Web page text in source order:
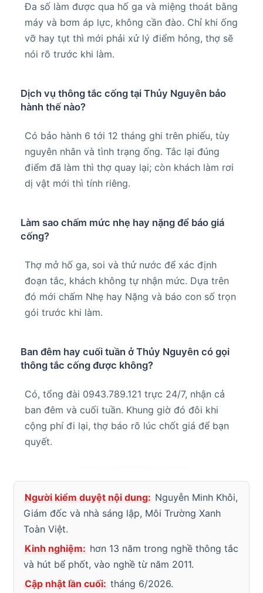
Đa số làm được qua hố ga và miệng thoát bằng
máy và bơm áp lực, không cần đào. Chỉ khi ống
vỡ hay tụt thì mới phải xử lý điểm hỏng, thợ sẽ
nói rõ trước khi làm.
Dịch vụ thông tắc cống tại Thủy Nguyên bảo
hành thế nào?
Có bảo hành 6 tới 12 tháng ghi trên phiếu, tùy
nguyên nhân và tình trạng ống. Tắc lại đúng
điểm đã làm thì thợ quay lại; còn khách làm rơi
dị vật mới thì tính riêng.
Làm sao chấm mức nhẹ hay nặng để báo giá
cống?
Thợ mở hố ga, soi và thử nước để xác định
đoạn tắc, khách không tự nhận mức. Dựa trên
đó mới chấm Nhẹ hay Nặng và báo con số trọn
gói trước khi làm.
Ban đêm hay cuối tuần ở Thủy Nguyên có gọi
thông tắc cống được không?
Có, tổng đài 0943.789.121 trực 24/7, nhận cả
ban đêm và cuối tuần. Khung giờ đó đôi khi
cộng phí đi lại, thợ báo rõ lúc chốt giá để bạn
quyết.
Người kiểm duyệt nội dung: Nguyễn Minh Khôi,
Giám đốc và nhà sáng lập, Môi Trường Xanh
Toàn Việt.
Kinh nghiệm: hơn 13 năm trong nghề thông tắc
và hút bể phốt, vào nghề từ năm 2011.
Cập nhật lần cuối: tháng 6/2026.